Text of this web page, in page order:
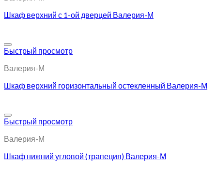
Шкаф верхний с 1-ой дверцей Валерия-М
Быстрый просмотр
Валерия-М
Шкаф верхний горизонтальный остекленный Валерия-М
Быстрый просмотр
Валерия-М
Шкаф нижний угловой (трапеция) Валерия-М